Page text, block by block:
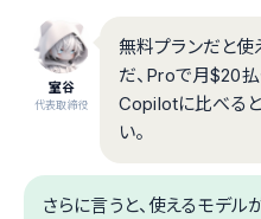
室谷
代表取締役
無料プランだと使
だ、Proで月$20払
Copilotに比べると
い。
さらに言うと、使えるモデ